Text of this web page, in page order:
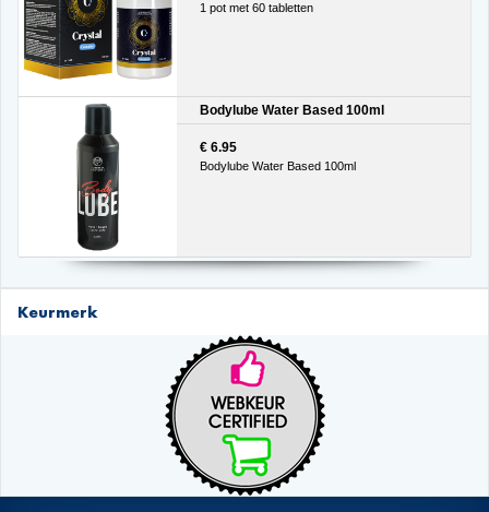
1 pot met 60 tabletten
Bodylube Water Based 100ml
€ 6.95
Bodylube Water Based 100ml
Keurmerk